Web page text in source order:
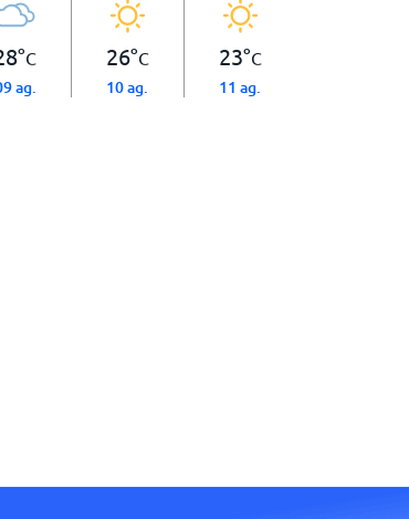
°C
ag.
26°C
10 ag.
23°C
11 ag.